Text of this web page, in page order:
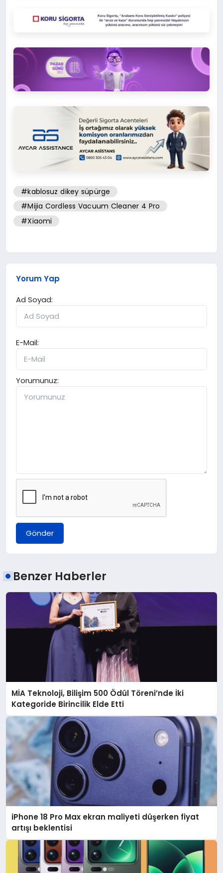
#kablosuz dikey süpürge
#Mijia Cordless Vacuum Cleaner 4 Pro
#Xiaomi
Yorum Yap
Ad Soyad:
E-Mail:
Yorumunuz:
Gönder
Benzer Haberler
MİA Teknoloji, Bilişim 500 Ödül Töreni’nde İki
Kategoride Birincilik Elde Etti
iPhone 18 Pro Max ekran maliyeti düşerken fiyat
artışı beklentisi